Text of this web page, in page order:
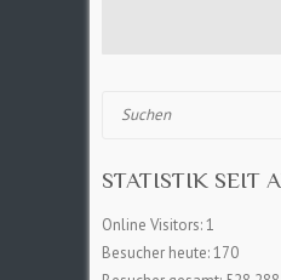
STATISTIK SEIT
Online Visitors:1
Besucher heute:170